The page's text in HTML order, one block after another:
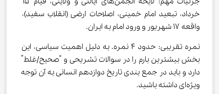
خرداد، تبعید امام خمینی، اصلاحات ارضی (انقلاب سفید)،
واقعه ۱۷ شهریور و ورود امام به ایران.
نمره تقریبی: حدود ۴ نمره. به دلیل اهمیت سیاسی، این
بخش بیشترین بارم را در سوالات تشریحی و “صحیح/غلط”
دارد و باید در جمع بندی تاریخ دوازدهم انسانی به آن توجه
ویژه‌ای داشته باشید.